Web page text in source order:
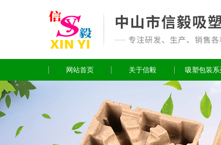
网站首页 关于信毅 吸塑包装